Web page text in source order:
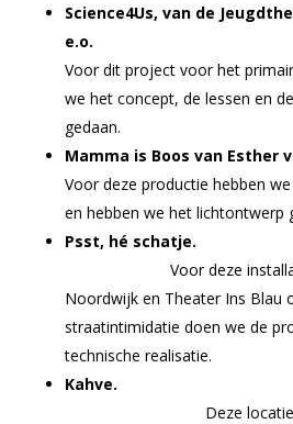
Science4Us, van de
e.o.
Voor dit project voor het
we het concept, de lessen en
gedaan.
Mamma is Boos van Esther
Voor deze productie hebben
en hebben we het lichtontwerp
Psst, hé schatje.
Voor deze installatie
Noordwijk en Theater Ins Blau
straatintimidatie doen we de
technische realisatie.
Kahve.
Deze